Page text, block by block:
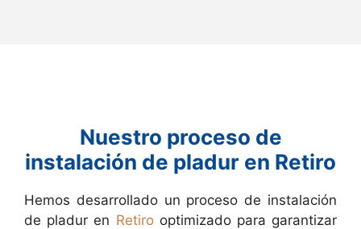
Nuestro proceso de
instalación de pladur en Retiro
Hemos desarrollado un proceso de instalación
de pladur en Retirooptimizado para garantizar